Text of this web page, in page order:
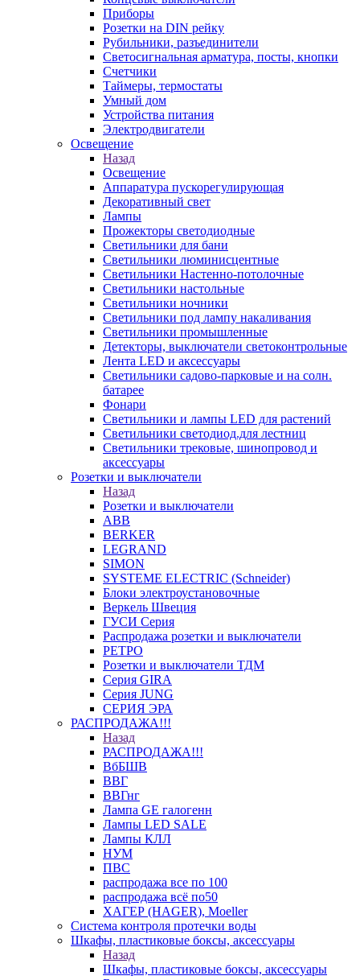
Приборы
Розетки на DIN рейку
Рубильники, разъединители
Светосигнальная арматура, посты, кнопки
Счетчики
Таймеры, термостаты
Умный дом
Устройства питания
Электродвигатели
Освещение
Назад
Освещение
Аппаратура пускорегулирующая
Декоративный свет
Лампы
Прожекторы светодиодные
Светильники для бани
Светильники люминисцентные
Светильники Настенно-потолочные
Светильники настольные
Светильники ночники
Светильники под лампу накаливания
Светильники промышленные
Детекторы, выключатели светоконтрольные
Лента LED и аксессуары
Светильники садово-парковые и на солн.
батарее
Фонари
Светильники и лампы LED для растений
Светильники светодиод.для лестниц
Светильники трековые, шинопровод и
аксессуары
Розетки и выключатели
Назад
Розетки и выключатели
ABB
BERKER
LEGRAND
SIMON
SYSTEME ELECTRIC (Schneider)
Блоки электроустановочные
Веркель Швеция
ГУСИ Серия
Распродажа розетки и выключатели
РЕТРО
Розетки и выключатели ТДМ
Серия GIRA
Серия JUNG
СЕРИЯ ЭРА
РАСПРОДАЖА!!!
Назад
РАСПРОДАЖА!!!
ВбБШВ
ВВГ
ВВГнг
Лампа GE галогенн
Лампы LED SALE
Лампы КЛЛ
НУМ
ПВС
распродажа все по 100
распродажа всё по50
ХАГЕР (HAGER), Moeller
Система контроля протечки воды
Шкафы, пластиковые боксы, аксессуары
Назад
Шкафы, пластиковые боксы, аксессуары